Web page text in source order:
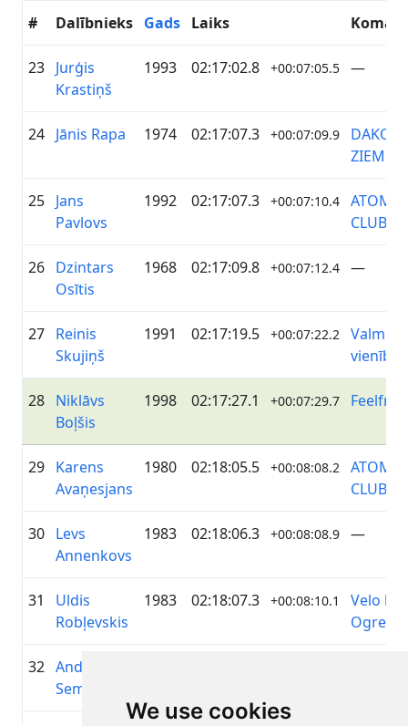
We use cookies
# Dalībnieks Gads Laiks
23 Jurģis
Krastiņš
1993 02:17:02.8 +00:07:05.5 —
24 Jānis Rapa 1974 02:17:07.3 +00:07:09.9
DAKO
25 Jans
Pavlovs
1992 02:17:07.3 +00:07:10.4
ATOM
CLUB
26 Dzintars
Osītis
1968 02:17:09.8 +00:07:12.4 —
27 Reinis
Skujiņš
1991 02:17:19.5 +00:07:22.2
vienība
28 Niklāvs
Boļšis
1998 02:17:27.1 +00:07:29.7
29 Karens
Avaņesjans
1980 02:18:05.5 +00:08:08.2
ATOM
CLUB
30 Levs
Annenkovs
1983 02:18:06.3 +00:08:08.9 —
31
Uldis
Robļevskis
1983 02:18:07.3 +00:08:10.1
Velo
Ogre
32 Andris
Semjonovs